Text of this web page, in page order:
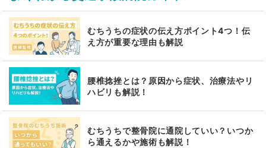
むちうちの症状の伝え方ポイント4つ！伝
え方が重要な理由も解説
腰椎捻挫とは？原因から症状、治療法やリ
ハビリも解説！
むちうちで整骨院に通院していい？いつか
ら通えるかや施術も解説！